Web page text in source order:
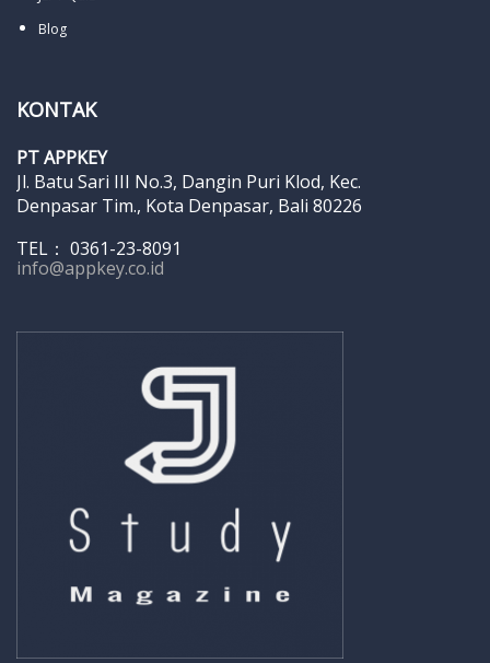
Blog
KONTAK
PT APPKEY
Jl. Batu Sari III No.3, Dangin Puri Klod, Kec.
Denpasar Tim., Kota Denpasar, Bali 80226
TEL： 0361-23-8091
info@appkey.co.id